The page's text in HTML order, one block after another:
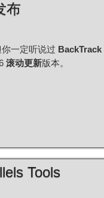
布
一定听说过 BackTrack
滚动更新版本。
Tools